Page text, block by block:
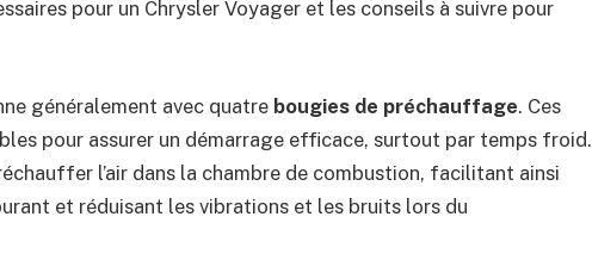
pour un Chrysler Voyager et les conseils à suivre pour
généralement avec quatre bougies de préchauffage. Ces
pour assurer un démarrage efficace, surtout par temps froid.
l’air dans la chambre de combustion, facilitant ainsi
et réduisant les vibrations et les bruits lors du